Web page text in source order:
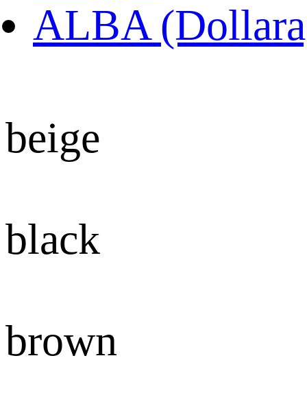
ALBA
beige
black
brown